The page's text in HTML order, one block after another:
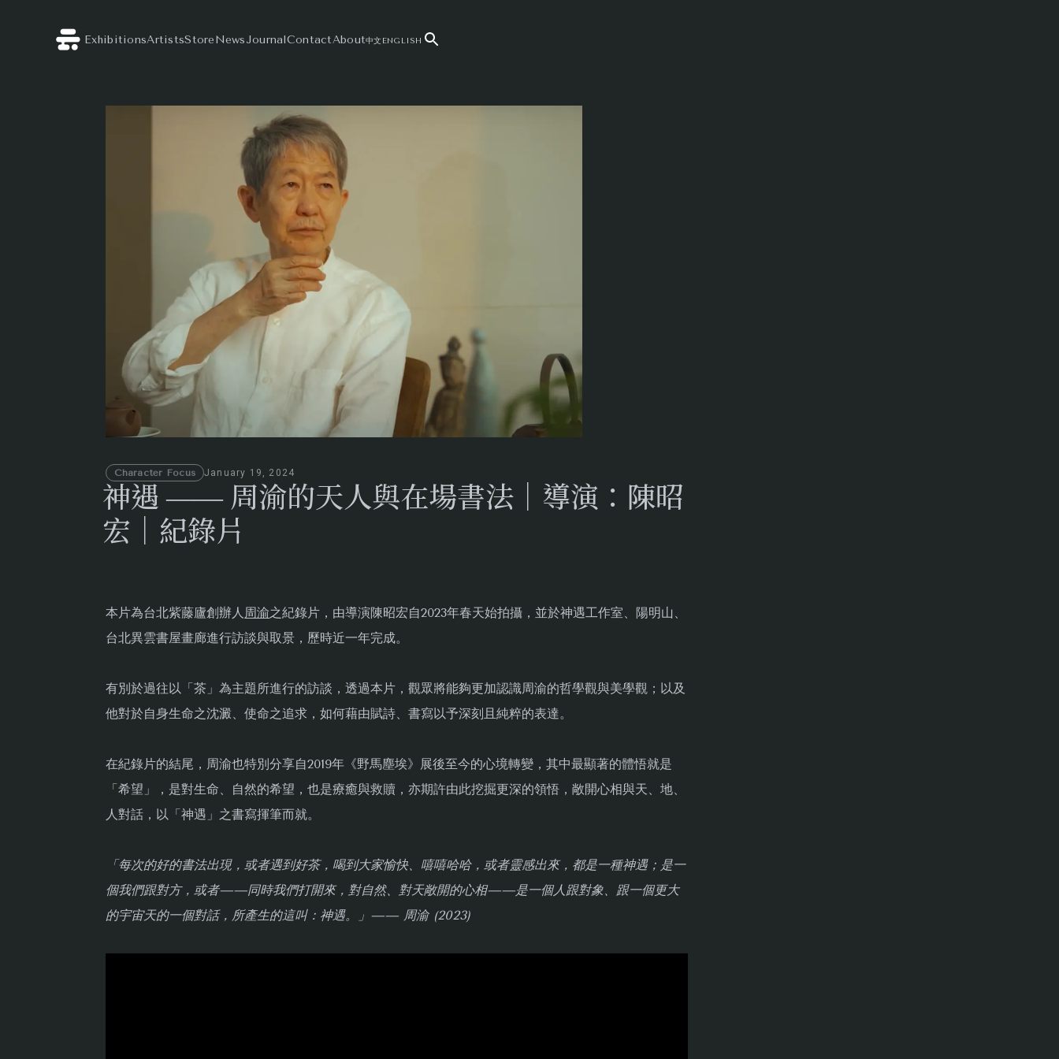
ExhibitionsArtistsStoreNewsJournalContactAbout中文ENGLISH
Character Focus January 19, 2024
神遇 —— 周渝的天人與在場書法｜導演：陳昭
宏​｜紀錄片
本片為台北紫藤廬創辦人 周渝之紀錄片，由導演陳昭宏自2023年春天始拍攝，並於神遇工作室、陽明山、
台北異雲書屋畫廊進行訪談與取景，歷時近一年完成。
有別於過往以「茶」為主題所進行的訪談，透過本片，觀眾將能夠更加認識周渝的哲學觀與美學觀；以及
他對於自身生命之沈澱、使命之追求，如何藉由賦詩、書寫以予深刻且純粹的表達。
在紀錄片的結尾，周渝也特別分享自2019年《野馬塵埃》展後至今的心境轉變，其中最顯著的體悟就是
「希望」，是對生命、自然的希望，也是療癒與救贖，亦期許由此挖掘更深的領悟，敞開心相與天、地、
人對話，以「神遇」之書寫揮筆而就。
「每次的好的書法出現，或者遇到好茶，喝到大家愉快、嘻嘻哈哈，或者靈感出來，都是一種神遇；是一
個我們跟對方，或者——同時我們打開來，對自然、對天敞開的心相——是一個人跟對象、跟一個更大
的宇宙天的一個對話，所產生的這叫：神遇。」—— 周渝 (2023)